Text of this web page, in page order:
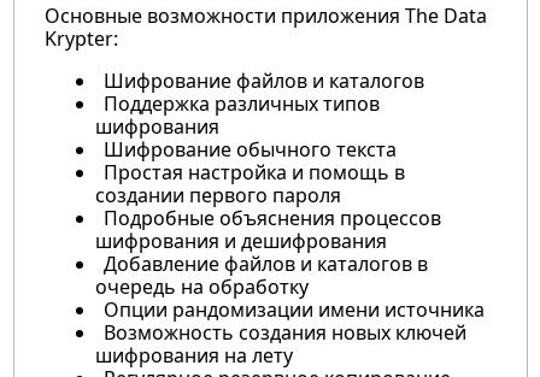
Основные возможности приложения The Data
Krypter:
Шифрование файлов и каталогов
Поддержка различных типов
шифрования
Шифрование обычного текста
Простая настройка и помощь в
создании первого пароля
Подробные объяснения процессов
шифрования и дешифрования
Добавление файлов и каталогов в
очередь на обработку
Опции рандомизации имени источника
Возможность создания новых ключей
шифрования на лету